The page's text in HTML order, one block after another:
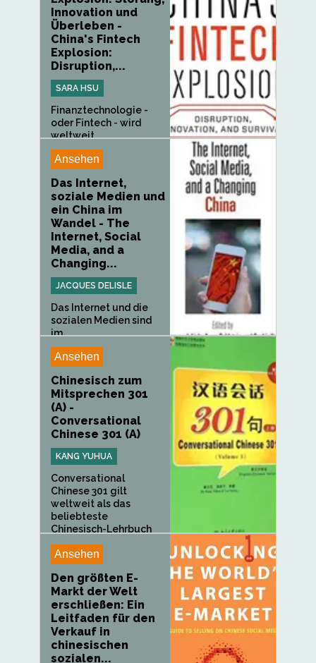
Innovation und
Überleben -
China's Fintech
Explosion:
Disruption,...
SARA HSU
Finanztechnologie -
oder Fintech - wird
weltweit...
Ansehen
Das Internet,
soziale Medien und
ein China im
Wandel - The
Internet, Social
Media, and a
Changing...
JACQUES DELISLE
Das Internet und die
sozialen Medien sind
im...
Ansehen
Chinesisch zum
Mitsprechen 301
(A) -
Conversational
Chinese 301 (A)
KANG YUHUA
Conversational
Chinese 301 gilt
weltweit als das
beliebteste
Chinesisch-Lehrbuch
Ansehen
Den größten E-
Markt der Welt
erschließen: Ein
Leitfaden für den
Verkauf in
chinesischen
sozialen...